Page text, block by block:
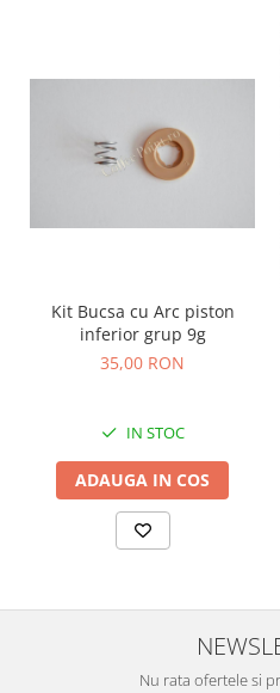
Kit Bucsa cu Arc piston
inferior grup 9g
35,00 RON
IN STOC
ADAUGA IN COS
Nu rata ofertele si